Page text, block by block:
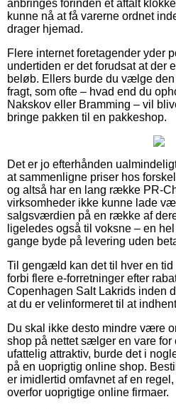
anbringes forinden et aftalt
kunne nå at få varerne ordnet
drager hjemad.
Flere internet foretagender yder
undertiden er det forudsat at der
beløb. Ellers burde du vælge
fragt, som ofte – hvad end du
Nakskov eller Bramming – vil
bringe pakken til en pakkeshop.
Det er jo efterhånden
at sammenligne priser hos
og altså har en lang række PR-
virksomheder ikke kunne lade
salgsværdien på en række af
ligeledes også til voksne – en
gange byde på levering uden
Til gengæld kan det til hver en
forbi flere e-forretninger efter
Copenhagen Salt Lakrids inden
at du er velinformeret til at
Du skal ikke desto mindre være
shop på nettet sælger en vare for
ufattelig attraktiv, burde det i
på en uoprigtig online shop.
er imidlertid omfavnet af en
overfor uoprigtige online firmaer.